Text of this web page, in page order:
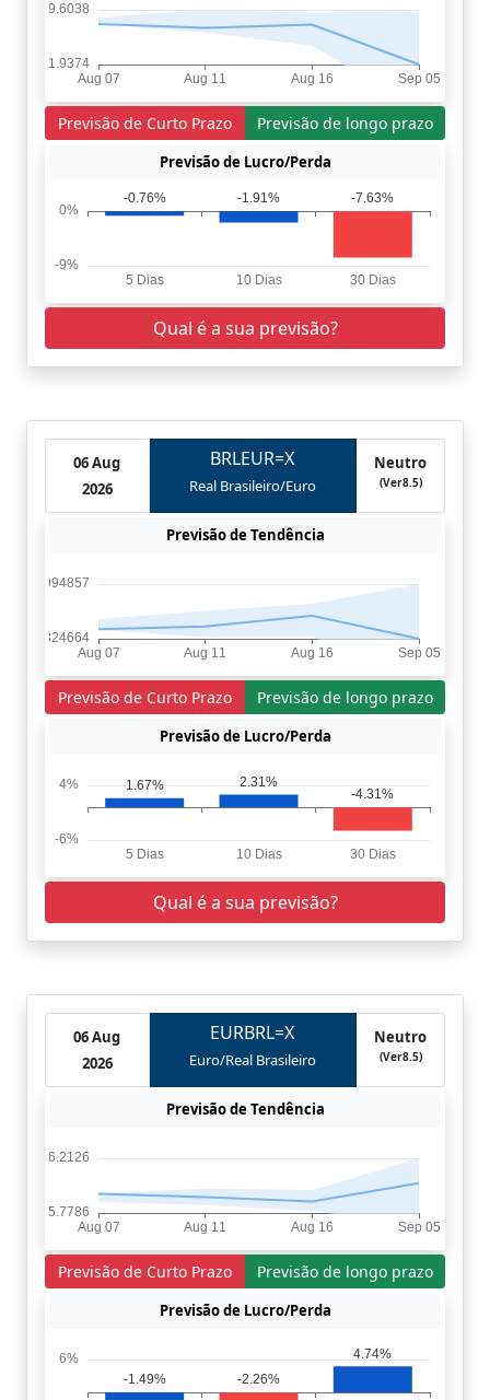
Previsão de Curto Prazo Previsão de longo prazo
Previsão de Lucro/Perda
Qual é a sua previsão?
06 Aug
2026
BRLEUR=X
Real Brasileiro/Euro
Neutro
(Ver8.5)
Previsão de Tendência
Previsão de Curto Prazo Previsão de longo prazo
Previsão de Lucro/Perda
Qual é a sua previsão?
06 Aug
2026
EURBRL=X
Euro/Real Brasileiro
Neutro
(Ver8.5)
Previsão de Tendência
Previsão de Curto Prazo Previsão de longo prazo
Previsão de Lucro/Perda